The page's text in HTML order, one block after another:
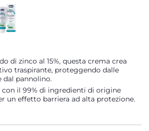
di zinco al 15%, questa crema crea
traspirante, proteggendo dalle
dal pannolino.
con il 99% di ingredienti di origine
un effetto barriera ad alta protezione.